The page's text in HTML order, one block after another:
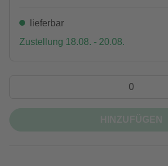
lieferbar
Zustellung 18.08. - 20.08.